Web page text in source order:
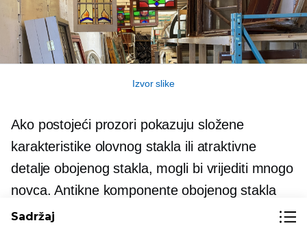
Izvor slike
Ako postojeći prozori pokazuju složene
karakteristike olovnog stakla ili atraktivne
detalje obojenog stakla, mogli bi vrijediti mnogo
novca. Antikne komponente obojenog stakla
mogu varirati od zamršenih do jednostavnih, ali
Sadržaj